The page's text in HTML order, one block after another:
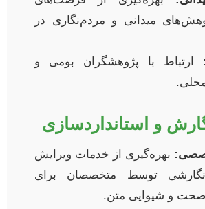
میدانی و مردم‌نگاری در
ارتباط با پژوهشگران بومی و
و استانداردسازی
بهره‌گیری از خدمات ویرایش
توسط متخصصان برای
صحت و شیوایی متن.